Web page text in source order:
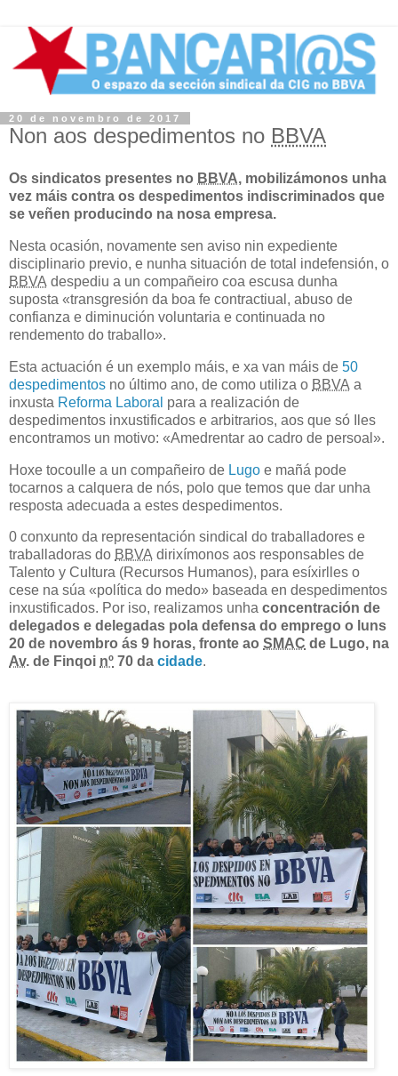
20 de novembro de 2017
Non aos despedimentos no BBVA
Os sindicatos presentes no BBVA, mobilizámonos unha
vez máis contra os despedimentos indiscriminados que
se veñen producindo na nosa empresa.
Nesta ocasión, novamente sen aviso nin expediente
disciplinario previo, e nunha situación de total indefensión, o
BBVA despediu a un compañeiro coa escusa dunha
suposta «transgresión da boa fe contractiual, abuso de
confianza e diminución voluntaria e continuada no
rendemento do traballo».
Esta actuación é un exemplo máis, e xa van máis de 50
despedimentos no último ano, de como utiliza o BBVA a
inxusta Reforma Laboral para a realización de
despedimentos inxustificados e arbitrarios, aos que só Iles
encontramos un motivo: «Amedrentar ao cadro de persoal».
Hoxe tocoulle a un compañeiro de Lugo e mañá pode
tocarnos a calquera de nós, polo que temos que dar unha
resposta adecuada a estes despedimentos.
0 conxunto da representación sindical do traballadores e
traballadoras do BBVA dirixímonos aos responsables de
Talento y Cultura (Recursos Humanos), para esíxirlles o
cese na súa «política do medo» baseada en despedimentos
inxustificados. Por iso, realizamos unha concentración de
delegados e delegadas pola defensa do emprego o luns
20 de novembro ás 9 horas, fronte ao SMAC de Lugo, na
Av. de Finqoi nº 70 da cidade.